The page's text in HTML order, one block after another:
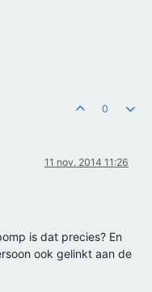
0
11 nov. 2014 11:26
is dat precies? En
ook gelinkt aan de